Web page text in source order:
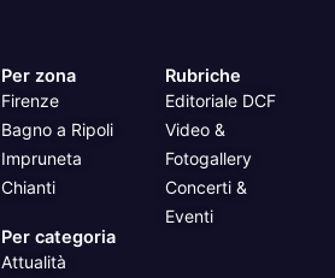
Per zona
Firenze
Bagno a Ripoli
Impruneta
Chianti
Per categoria
Attualità
Rubriche
Editoriale DCF
Video &
Fotogallery
Concerti &
Eventi